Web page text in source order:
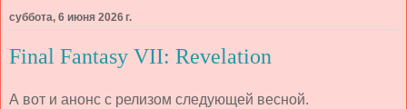
суббота, 6 июня 2026 г.
Final Fantasy VII: Revelation
А вот и анонс с релизом следующей весной.